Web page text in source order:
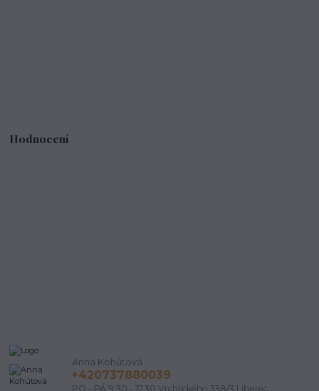
Hodnocení
Anna Kohútová
+420737880039
PO - PÁ 9.30 - 17.30 Vrchlického 338/3 Liberec